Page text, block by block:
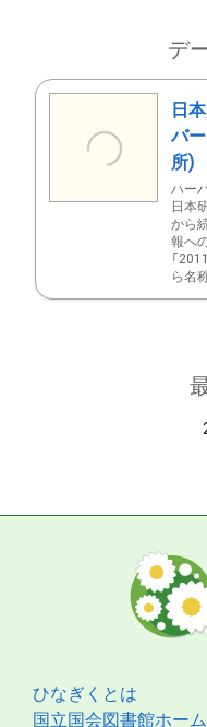
デ
日
バ
所)
ハー
日本
から
報へ
「
ら名
ひなぎくとは
国立国会図書館ホー